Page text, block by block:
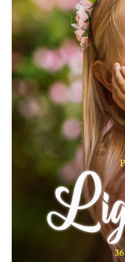
Large 6000*4000px
Entire Collection
(1783 Overlays)
Large 6000*4000px